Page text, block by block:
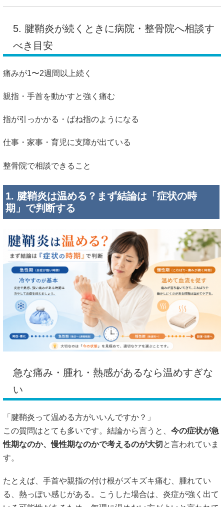
5. 腱鞘炎が続くときに病院・整骨院へ相談す
べき目安
痛みが1〜2週間以上続く
親指・手首を動かすと強く痛む
指が引っかかる・ばね指のようになる
仕事・家事・育児に支障が出ている
整骨院で相談できること
1. 腱鞘炎は温める？まず結論は「症状の時
期」で判断する
急な痛み・腫れ・熱感があるなら温めすぎな
い
「腱鞘炎って温める方がいいんですか？」
この質問はとても多いです。結論から言うと、 今の症状が急
性期なのか、慢性期なのかで考えるのが大切 と言われていま
す。
たとえば、手首や親指の付け根がズキズキ痛む、腫れてい
る、熱っぽい感じがある。こうした場合は、炎症が強く出て